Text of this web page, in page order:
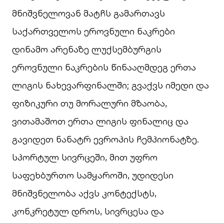
მნიშვნელოვან მატჩს გამართავს
საქართველოს ეროვნული ნაკრები
დინამო არენაზე ლუქსემბურგის
ეროვნული ნაკრების წინააღმდეგ ერთა
ლიგის ნახევარფინალში; გვაქვს იმედი და
ფიზიკური თუ მორალური მზაობა,
ვითამაშოთ ერთა ლიგის ფინალიც და
გავიდეთ ნანატრ ევროპის ჩემპიონატზე.
სპორტულ სივრცეში, მით უფრო
საფეხბურთო სამყაროში, უდიდესი
მნიშვნელობა აქვს კონტექსტს,
კონკრეტულ დროს, სივრცესა და